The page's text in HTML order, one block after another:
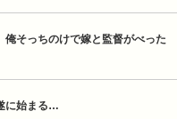
俺そっちのけで嫁と監督がべった
に始まる…